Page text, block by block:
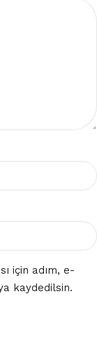
için adım, e-
kaydedilsin.